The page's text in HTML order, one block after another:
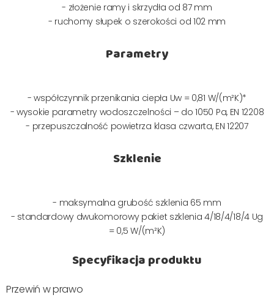
- złożenie ramy i skrzydła od 87 mm
- ruchomy słupek o szerokości od 102 mm
Parametry
- współczynnik przenikania ciepła Uw = 0,81 W/(m²K)*
- wysokie parametry wodoszczelności – do 1050 Pa, EN 12208
- przepuszczalność powietrza klasa czwarta, EN 12207
Szklenie
- maksymalna grubość szklenia 65 mm
- standardowy dwukomorowy pakiet szklenia 4/18/4/18/4 Ug
= 0,5 W/(m²K)
Specyfikacja produktu
Przewiń w prawo